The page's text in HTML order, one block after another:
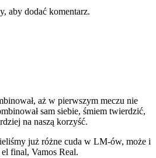
aby dodać komentarz.
aż w pierwszym meczu nie
sam siebie, śmiem twierdzić,
na naszą korzyść.
już różne cuda w LM-ów, może i
final, Vamos Real.